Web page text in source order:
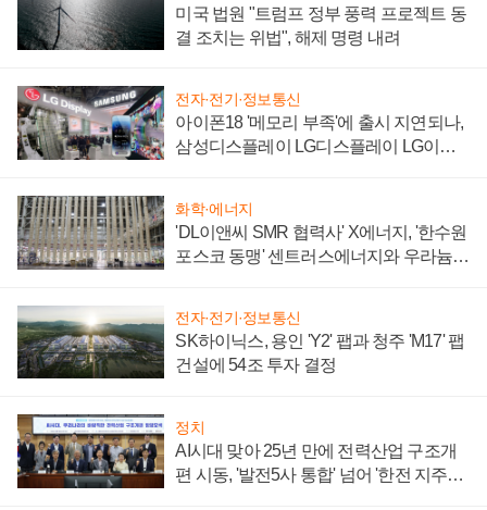
미국 법원 "트럼프 정부 풍력 프로젝트 동
결 조치는 위법", 해제 명령 내려
전자·전기·정보통신
아이폰18 '메모리 부족'에 출시 지연되나,
삼성디스플레이 LG디스플레이 LG이노
화학·에너지
'DL이앤씨 SMR 협력사' X에너지, '한수원
포스코 동맹' 센트러스에너지와 우라늄
전자·전기·정보통신
SK하이닉스, 용인 'Y2' 팹과 청주 'M17' 팹
건설에 54조 투자 결정
정치
AI시대 맞아 25년 만에 전력산업 구조개
편 시동, '발전5사 통합' 넘어 '한전 지주사'